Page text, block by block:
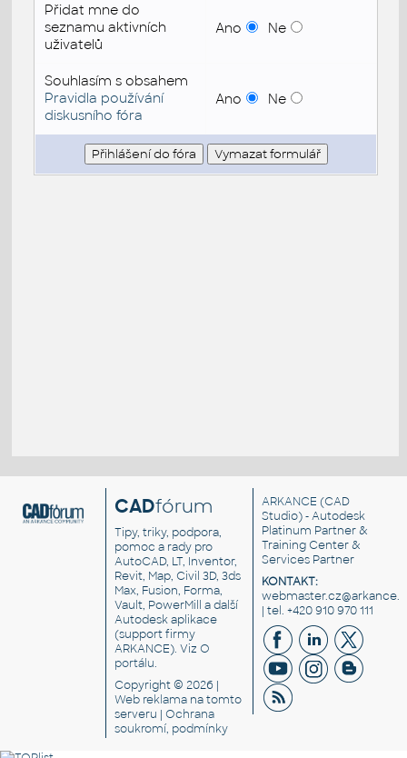
Přidat mne do
seznamu aktivních
uživatelů
Ano Ne
Souhlasím s obsahem
Pravidla používání
diskusního fóra
Ano Ne
CADfórum
Tipy, triky, podpora,
pomoc a rady pro
AutoCAD, LT, Inventor,
Revit, Map, Civil 3D, 3ds
Max, Fusion, Forma,
Vault, PowerMill a další
Autodesk aplikace
(support firmy
ARKANCE). VizO
portálu.
Copyright © 2026 |
Web reklama na tomto
serveru |Ochrana
soukromí, podmínky
ARKANCE (CAD
Studio) - Autodesk
Platinum Partner &
Training Center &
Services Partner
KONTAKT:
| tel. +420 910 970 111